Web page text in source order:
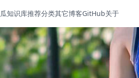
知识库推荐分类其它博客GitHub关于